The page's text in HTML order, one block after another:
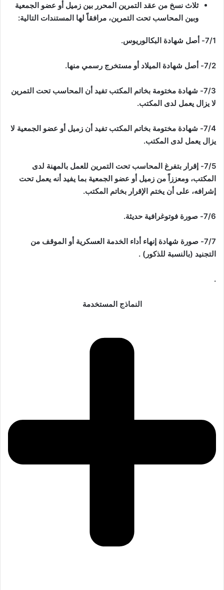
ثلاث نسخ من عقد التمرين المحرر بين زميل أو عضو الجمعية
وبين المحاسب تحت التمرين، مرافقاً لها المستندات التالية:
7/1- أصل شهادة البكالوريوس.
7/2- أصل شهادة الميلاد أو مستخرج رسمي منها.
7/3- شهادة مختومة بخاتم المكتب تفيد أن المحاسب تحت التمرين
لا يزال يعمل لدى المكتب.
7/4- شهادة مختومة بخاتم المكتب تفيد أن زميل أو عضو الجمعية لا
يزال يعمل لدى المكتب.
7/5- إقرار بتفرغ المحاسب تحت التمرين للعمل بالمهنة لدى
المكتب، ومعززاً من زميل أو عضو الجمعية بما يفيد أنه يعمل تحت
إشرافه، على أن يختم الإقرار بخاتم المكتب.
7/6- صورة فوتوغرافية حديثة.
7/7- صورة شهادة إنهاء أداء الخدمة العسكرية أو الموقف من
التجنيد (بالنسبة للذكور) .
.
النماذج المستخدمة